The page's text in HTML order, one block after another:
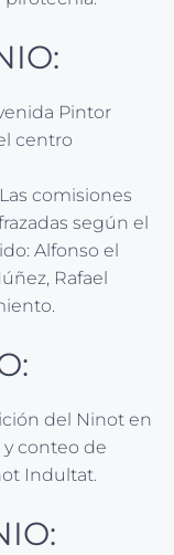
Pintor
centro
comisiones
según el
Alfonso el
Rafael
del Ninot en
y conteo de
Indultat.